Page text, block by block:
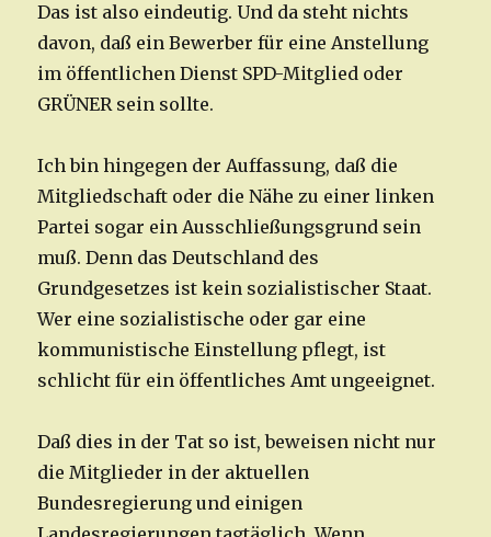
Das ist also eindeutig. Und da steht nichts
davon, daß ein Bewerber für eine Anstellung
im öffentlichen Dienst SPD-Mitglied oder
GRÜNER sein sollte.
Ich bin hingegen der Auffassung, daß die
Mitgliedschaft oder die Nähe zu einer linken
Partei sogar ein Ausschließungsgrund sein
muß. Denn das Deutschland des
Grundgesetzes ist kein sozialistischer Staat.
Wer eine sozialistische oder gar eine
kommunistische Einstellung pflegt, ist
schlicht für ein öffentliches Amt ungeeignet.
Daß dies in der Tat so ist, beweisen nicht nur
die Mitglieder in der aktuellen
Bundesregierung und einigen